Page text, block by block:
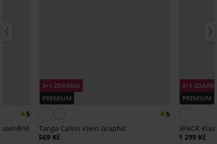
5
3+1 ZDARMA
PREMIUM
5
Tanga Calvin Klein Graphic
569 Kč
3+1
PREMIUM
3PACK
1 299 Kč